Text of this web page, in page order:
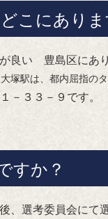
こにありま
良い 豊島区にあり
は、都内屈指のタ
３３－９です。
すか？
選考委員会にて選